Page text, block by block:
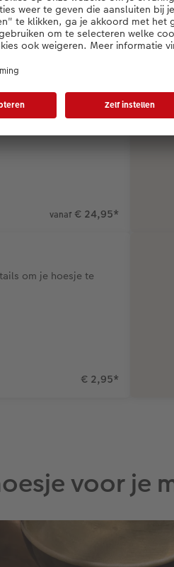
voor meer
voor elk avontuur
vanaf € 24,95*
om je hoesje te
€ 2,95*
voor je